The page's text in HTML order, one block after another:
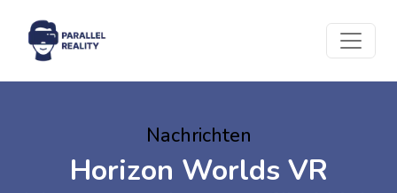
Nachrichten
Horizon Worlds VR